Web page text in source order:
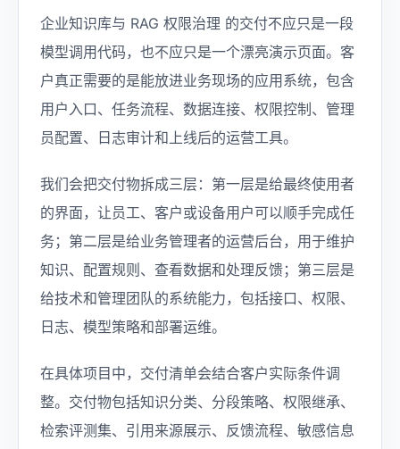
企业知识库与 RAG 权限治理 的交付不应只是一段
模型调用代码，也不应只是一个漂亮演示页面。客
户真正需要的是能放进业务现场的应用系统，包含
用户入口、任务流程、数据连接、权限控制、管理
员配置、日志审计和上线后的运营工具。
我们会把交付物拆成三层：第一层是给最终使用者
的界面，让员工、客户或设备用户可以顺手完成任
务；第二层是给业务管理者的运营后台，用于维护
知识、配置规则、查看数据和处理反馈；第三层是
给技术和管理团队的系统能力，包括接口、权限、
日志、模型策略和部署运维。
在具体项目中，交付清单会结合客户实际条件调
整。交付物包括知识分类、分段策略、权限继承、
检索评测集、引用来源展示、反馈流程、敏感信息